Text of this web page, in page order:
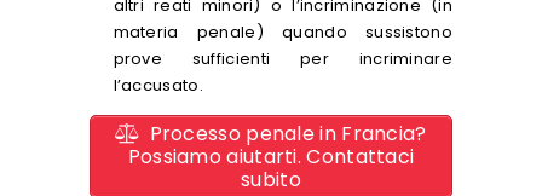
altri reati minori) o l’incriminazione (in
materia penale) quando sussistono
prove sufficienti per incriminare
l’accusato.
Processo penale in Francia?
Possiamo aiutarti. Contattaci
subito